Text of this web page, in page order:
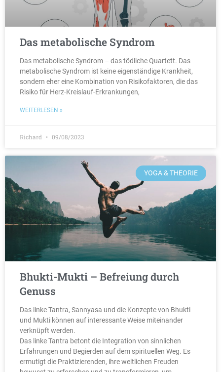
Das metabolische Syndrom
Das metabolische Syndrom – das tödliche Quartett. Das
metabolische Syndrom ist keine eigenständige Krankheit,
sondern eher eine Kombination von Risikofaktoren, die das
Risiko für Herz-Kreislauf-Erkrankungen,
WEITERLESEN »
Richard 09/08/2023
YOGA & THEORIE
Bhukti-Mukti – Befreiung durch
Genuss
Das linke Tantra, Sannyasa und die Konzepte von Bhukti
und Mukti können auf interessante Weise miteinander
verknüpft werden.
Das linke Tantra betont die Integration von sinnlichen
Erfahrungen und Begierden auf dem spirituellen Weg. Es
ermutigt die Praktizierenden, ihre weltlichen Freuden